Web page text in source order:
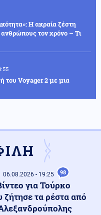
Η ακραία ζέστη
τον χρόνο – Τι
του Voyager 2 με μια
2027: Ποια ΑΦΜ
– Πότε εκπνέει η
πετρελαίου έπειτα από
06.08.2026 - 19:25 98
για Τούρκο
τα ρέστα από